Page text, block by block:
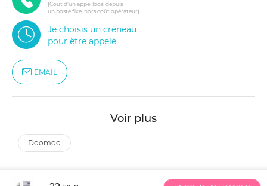
(Coût d'un appel local depuis
un poste fixe, hors coût opérateur)
Je choisis un créneau
pour être appelé
EMAIL
Voir plus
doomoo